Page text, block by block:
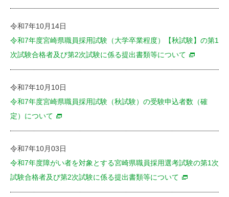
令和7年10月14日
令和7年度宮崎県職員採用試験（大学卒業程度）【秋試験】の第1
次試験合格者及び第2次試験に係る提出書類等について
令和7年10月10日
令和7年度宮崎県職員採用試験（秋試験）の受験申込者数（確
定）について
令和7年10月03日
令和7年度障がい者を対象とする宮崎県職員採用選考試験の第1次
試験合格者及び第2次試験に係る提出書類等について